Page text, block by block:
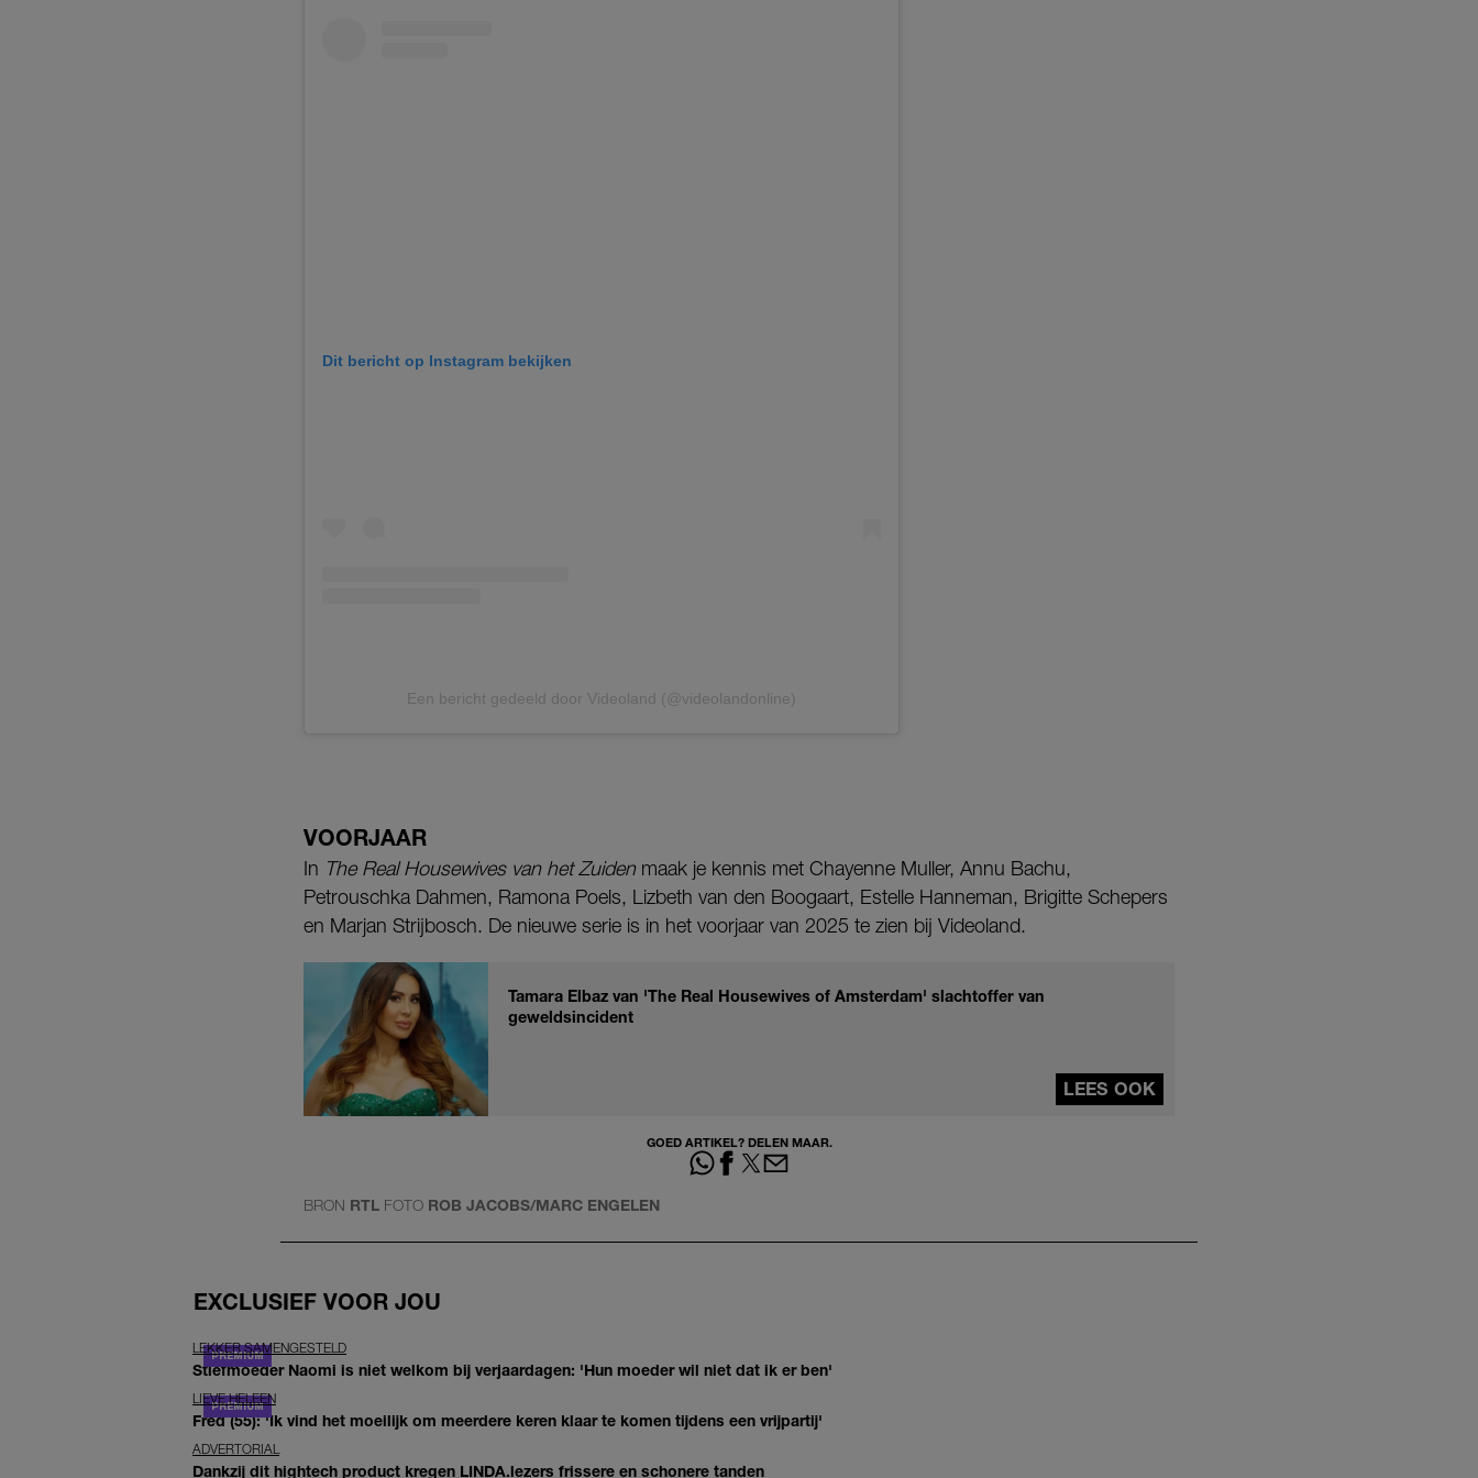
Dit bericht op Instagram bekijken
Een bericht gedeeld door Videoland (@videolandonline)
VOORJAAR
In The Real Housewives van het Zuiden maak je kennis met Chayenne Muller, Annu Bachu,
Petrouschka Dahmen, Ramona Poels, Lizbeth van den Boogaart, Estelle Hanneman, Brigitte Schepers
en Marjan Strijbosch. De nieuwe serie is in het voorjaar van 2025 te zien bij Videoland.
Tamara Elbaz van 'The Real Housewives of Amsterdam' slachtoffer van
geweldsincident
LEES OOK
GOED ARTIKEL? DELEN MAAR.
BRON RTL FOTO ROB JACOBS/MARC ENGELEN
EXCLUSIEF VOOR JOU
LEKKER SAMENGESTELD
Stiefmoeder Naomi is niet welkom bij verjaardagen: 'Hun moeder wil niet dat ik er ben'
LIEVE HELEEN
Fred (55): 'Ik vind het moeilijk om meerdere keren klaar te komen tijdens een vrijpartij'
ADVERTORIAL
Dankzij dit hightech product kregen LINDA.lezers frissere en schonere tanden